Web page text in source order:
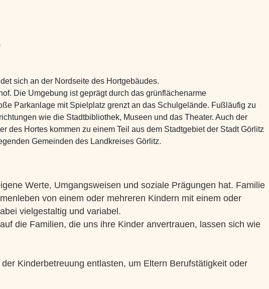
sich an der Nordseite des Hortgebäudes.
Die Umgebung ist geprägt durch das grünflächenarme
Parkanlage mit Spielplatz grenzt an das Schulgelände. Fußläufig zu
wie die Stadtbibliothek, Museen und das Theater. Auch der
des Hortes kommen zu einem Teil aus dem Stadtgebiet der Stadt Görlitz
Gemeinden des Landkreises Görlitz.
Werte, Umgangsweisen und soziale Prägungen hat. Familie
von einem oder mehreren Kindern mit einem oder
vielgestaltig und variabel.
die Familien, die uns ihre Kinder anvertrauen, lassen sich wie
Kinderbetreuung entlasten, um Eltern Berufstätigkeit oder